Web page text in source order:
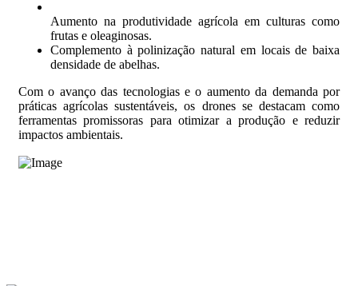
Aumento na produtividade agrícola em culturas como
frutas e oleaginosas.
Complemento à polinização natural em locais de baixa
densidade de abelhas.
Com o avanço das tecnologias e o aumento da demanda por
práticas agrícolas sustentáveis, os drones se destacam como
ferramentas promissoras para otimizar a produção e reduzir
impactos ambientais.